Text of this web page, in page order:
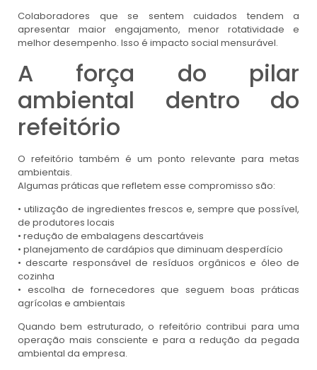
Colaboradores que se sentem cuidados tendem a
apresentar maior engajamento, menor rotatividade e
melhor desempenho. Isso é impacto social mensurável.
A força do pilar
ambiental dentro do
refeitório
O refeitório também é um ponto relevante para metas
ambientais.
Algumas práticas que refletem esse compromisso são:
• utilização de ingredientes frescos e, sempre que possível,
de produtores locais
• redução de embalagens descartáveis
• planejamento de cardápios que diminuam desperdício
• descarte responsável de resíduos orgânicos e óleo de
cozinha
• escolha de fornecedores que seguem boas práticas
agrícolas e ambientais
Quando bem estruturado, o refeitório contribui para uma
operação mais consciente e para a redução da pegada
ambiental da empresa.